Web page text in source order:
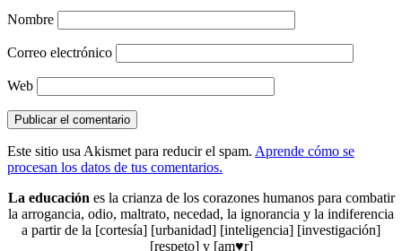
Nombre
Correo electrónico
Web
Este sitio usa Akismet para reducir el spam. Aprende cómo se
procesan los datos de tus comentarios.
La educaciónes la crianza de los corazones humanos para combatir
la arrogancia, odio, maltrato, necedad, la ignorancia y la indiferencia
a partir de la [cortesía] [urbanidad] [inteligencia] [investigación]
[respeto] y [am♥r]